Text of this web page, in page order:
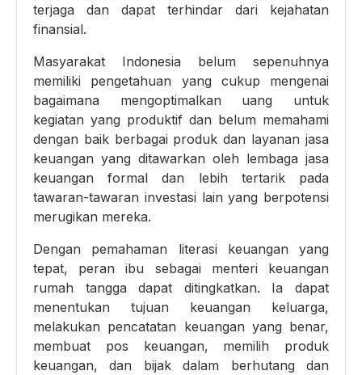
terjaga dan dapat terhindar dari kejahatan
finansial.
Masyarakat Indonesia belum sepenuhnya
memiliki pengetahuan yang cukup mengenai
bagaimana mengoptimalkan uang untuk
kegiatan yang produktif dan belum memahami
dengan baik berbagai produk dan layanan jasa
keuangan yang ditawarkan oleh lembaga jasa
keuangan formal dan lebih tertarik pada
tawaran-tawaran investasi lain yang berpotensi
merugikan mereka.
Dengan pemahaman literasi keuangan yang
tepat, peran ibu sebagai menteri keuangan
rumah tangga dapat ditingkatkan. Ia dapat
menentukan tujuan keuangan keluarga,
melakukan pencatatan keuangan yang benar,
membuat pos keuangan, memilih produk
keuangan, dan bijak dalam berhutang dan